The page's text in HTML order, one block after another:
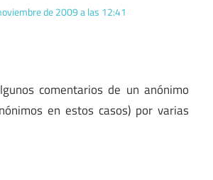
de 2009 a las 12:41
comentarios de un anónimo
en estos casos) por varias